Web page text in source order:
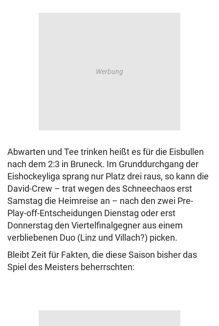
Abwarten und Tee trinken heißt es für die Eisbullen
nach dem 2:3 in Bruneck. Im Grunddurchgang der
Eishockeyliga sprang nur Platz drei raus, so kann die
David-Crew – trat wegen des Schneechaos erst
Samstag die Heimreise an – nach den zwei Pre-
Play-off-Entscheidungen Dienstag oder erst
Donnerstag den Viertelfinalgegner aus einem
verbliebenen Duo (Linz und Villach?) picken.
Bleibt Zeit für Fakten, die diese Saison bisher das
Spiel des Meisters beherrschten: